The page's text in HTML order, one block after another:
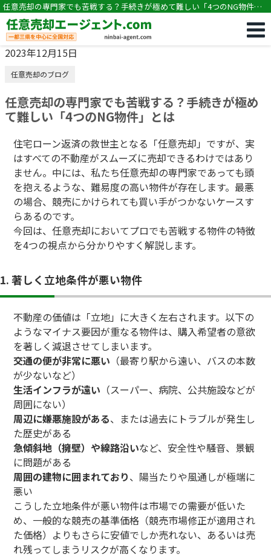
任意売却の専門家でも苦戦する？手続きが極めて難しい「4つのNG物件」
とは
2023年12月15日
任意売却のブログ
任意売却の専門家でも苦戦する？手続きが極め
て難しい「4つのNG物件」とは
住宅ローン返済の救世主となる「任意売却」ですが、実
はすべての不動産がスムーズに売却できるわけではあり
ません。中には、私たち任意売却の専門家であっても頭
を抱えるような、難易度の高い物件が存在します。最悪
の場合、競売にかけられても買い手がつかないケースす
らあるのです。
今回は、任意売却においてプロでも苦戦する物件の特徴
を4つの視点から分かりやすく解説します。
1. 著しく立地条件が悪い物件
不動産の価値は「立地」に大きく左右されます。以下の
ようなマイナス要因が重なる物件は、購入希望者の意欲
を著しく減退させてしまいます。
交通の便が非常に悪い （最寄り駅から遠い、バスの本数
が少ないなど）
生活インフラが遠い （スーパー、病院、公共施設などが
周囲にない）
周辺に嫌悪施設がある、または過去にトラブルが発生し
た歴史がある
急傾斜地（擁壁）や線路沿いなど、安全性や騒音、景観
に問題がある
周囲の建物に囲まれており、陽当たりや風通しが極端に
悪い
こうした立地条件が悪い物件は市場での需要が低いた
め、一般的な競売の基準価格（競売市場修正が適用され
た価格）よりもさらに安値でしか売れない、あるいは売
れ残ってしまうリスクが高くなります。